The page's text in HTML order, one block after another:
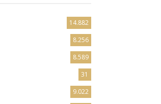
14.882
8.256
8.589
31
9.022